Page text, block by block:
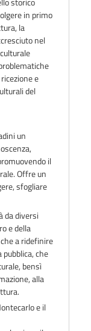
in primo
la
nel
e
del
un
il
Offre un
sfogliare
da diversi
e della
a ridefinire
che
bensì
alla
e il